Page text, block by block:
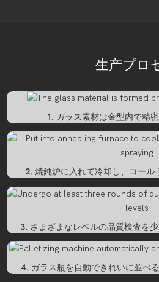
生产プロ
1. ガラス素材は金型内で精
2. 焼鈍炉に入れて冷却し、コール
3. さまざまなレベルの品質検査を
4. ガラス瓶を自動できれいに並べ